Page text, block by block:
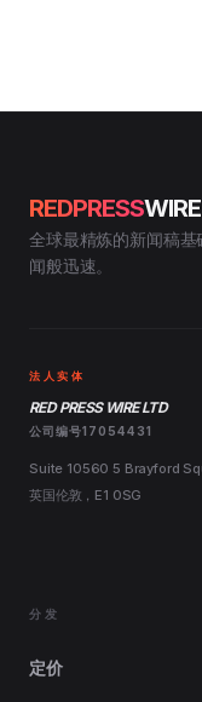
REDPRESSWIRE
全球最精炼的新闻稿
闻般迅速。
法人实体
RED PRESS WIRE LTD
公司编号17054431
Suite 10560 5 Brayford
英国伦敦，E1 0SG
分发
定价